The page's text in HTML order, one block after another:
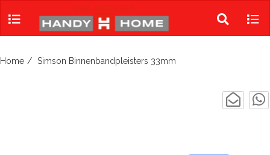
Toggle
search
Home Simson Binnenbandpleisters 33mm